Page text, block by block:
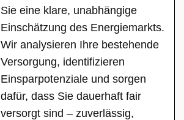
Sie eine klare, unabhängige
Einschätzung des Energiemarkts.
Wir analysieren Ihre bestehende
Versorgung, identifizieren
Einsparpotenziale und sorgen
dafür, dass Sie dauerhaft fair
versorgt sind – zuverlässig,